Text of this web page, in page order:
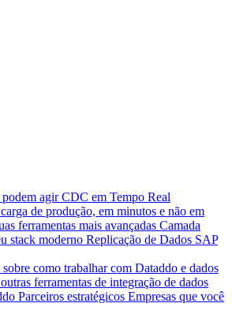
podem agir CDC em Tempo Real
de produção, em minutos e não em
ferramentas mais avançadas Camada
stack moderno Replicação de Dados SAP
como trabalhar com Dataddo e dados
ferramentas de integração de dados
Parceiros estratégicos Empresas que você